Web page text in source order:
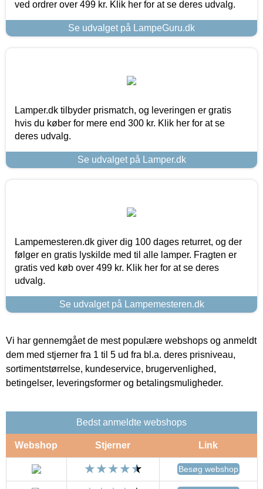
ved ordrer over 499 kr. Klik her for at se deres udvalg.
Se udvalget på LampeGuru.dk
Lamper.dk tilbyder prismatch, og leveringen er gratis
hvis du køber for mere end 300 kr. Klik her for at se
deres udvalg.
Se udvalget på Lamper.dk
Lampemesteren.dk giver dig 100 dages returret, og der
følger en gratis lyskilde med til alle lamper. Fragten er
gratis ved køb over 499 kr. Klik her for at se deres
udvalg.
Se udvalget på Lampemesteren.dk
Vi har gennemgået de mest populære webshops og anmeldt
dem med stjerner fra 1 til 5 ud fra bl.a. deres prisniveau,
sortimentstørrelse, kundeservice, brugervenlighed,
betingelser, leveringsformer og betalingsmuligheder.
Bedst anmeldte webshops
Webshop Stjerner Link
Besøg webshop